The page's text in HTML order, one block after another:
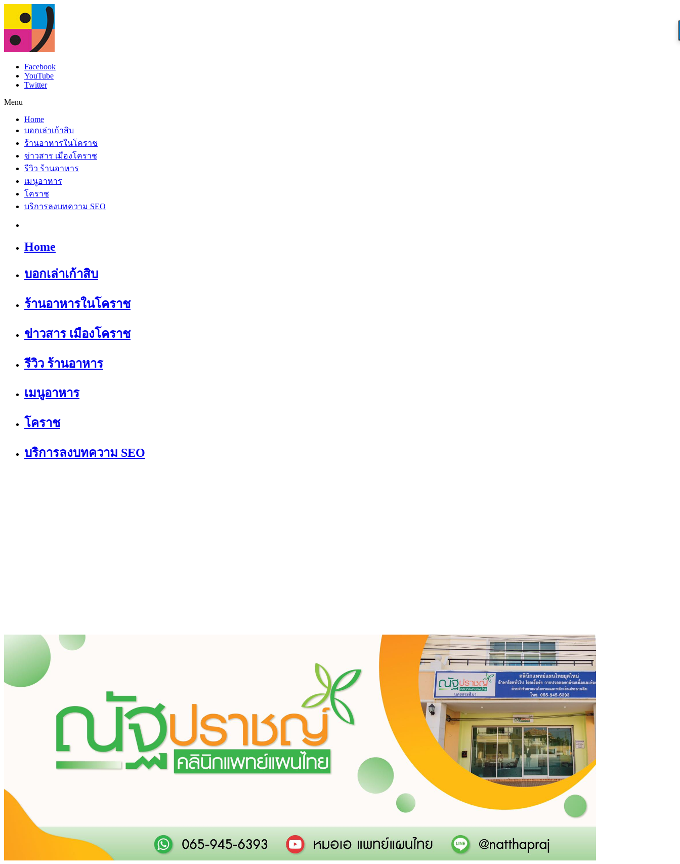
Facebook
YouTube
Twitter
Menu
Home
บอกเล่าเก้าสิบ
ร้านอาหารในโคราช
ข่าวสาร เมืองโคราช
รีวิว ร้านอาหาร
เมนูอาหาร
โคราช
บริการลงบทความ SEO
Home
บอกเล่าเก้าสิบ
ร้านอาหารในโคราช
ข่าวสาร เมืองโคราช
รีวิว ร้านอาหาร
เมนูอาหาร
โคราช
บริการลงบทความ SEO